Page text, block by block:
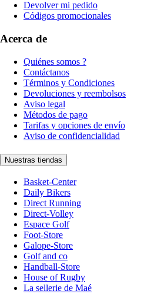
Devolver mi pedido
Códigos promocionales
Acerca de
Quiénes somos ?
Contáctanos
Términos y Condiciones
Devoluciones y reembolsos
Aviso legal
Métodos de pago
Tarifas y opciones de envío
Aviso de confidencialidad
Nuestras tiendas
Basket-Center
Daily Bikers
Direct Running
Direct-Volley
Espace Golf
Foot-Store
Galope-Store
Golf and co
Handball-Store
House of Rugby
La sellerie de Maé